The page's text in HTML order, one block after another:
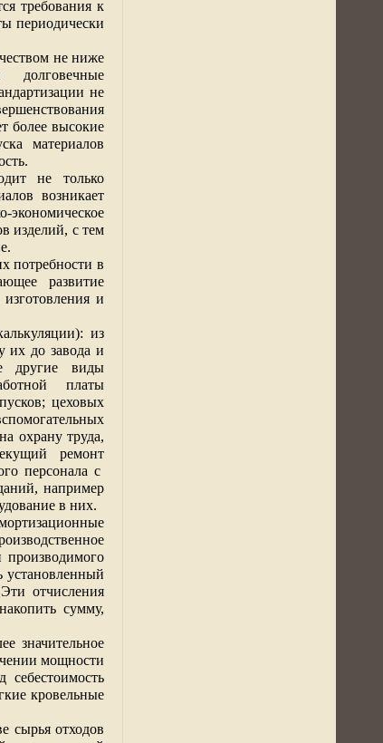
требования к
периодически
не ниже
долговечные
не
более высокие
материалов
не только
возникает
экономическое
изделий, с тем
потребности в
развитие
и
из
их до завода и
другие виды
платы
цеховых
охрану труда,
ремонт
персонала с
например
в них.
производимого
установленный
отчисления
сумму,
значительное
мощности
кровельные
сырья отходов